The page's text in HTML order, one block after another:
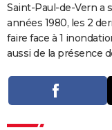
COPAINS D'AVANT
S'inscrire
Se connecter
Lycées
Collèges
Primaires
Universités
Entreprises
Service militaire
Avis de recherche
AVIS DE DÉCÈS
FORUM
Bricolage
Lifestyle
Culture
Sport
Auto
Television
Voyage
Cinema
Saint-Paul-de-Vern a
années 1980, les 2
faire face à 1
aussi de la présence